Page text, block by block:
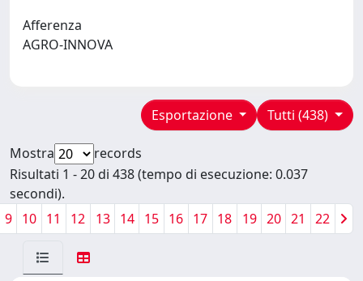
Afferenza
AGRO-INNOVA
Tutti (438)
Esportazione
Mostra
records
Risultati 1 - 20 di 438 (tempo di esecuzione: 0.037
secondi).
9
10 11 12 13 14 15 16 17 18 19 20 21 22